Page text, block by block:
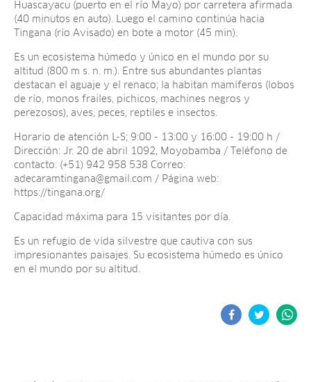
Huascayacu (puerto en el río Mayo) por carretera afirmada
(40 minutos en auto). Luego el camino continúa hacia
Tingana (río Avisado) en bote a motor (45 min).
Es un ecosistema húmedo y único en el mundo por su
altitud (800 m s. n. m.). Entre sus abundantes plantas
destacan el aguaje y el renaco; la habitan mamíferos (lobos
de río, monos frailes, pichicos, machines negros y
perezosos), aves, peces, reptiles e insectos.
Horario de atención L-S; 9:00 - 13:00 y 16:00 - 19:00 h /
Dirección: Jr. 20 de abril 1092, Moyobamba / Teléfono de
contacto: (+51) 942 958 538 Correo:
adecaramtingana@gmail.com / Página web:
https://tingana.org/
Capacidad máxima para 15 visitantes por día.
Es un refugio de vida silvestre que cautiva con sus
impresionantes paisajes. Su ecosistema húmedo es único
en el mundo por su altitud.